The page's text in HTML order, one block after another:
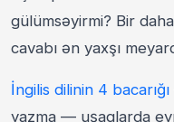
gülümsəyirmi? Bir
cavabı ən yaxşı
İngilis dilinin 4 bacarığı
yazma — uşaqlarda